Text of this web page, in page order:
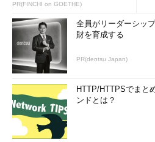
PR(FINCHI on GOETHE)
全員がリーダーシッ
財を育成する
PR(dentsu Japan)
HTTP/HTTPSでまと
ンドとは？